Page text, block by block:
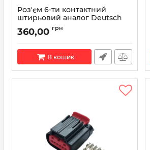
Роз'єм 6-ти контактний
штирьовий аналог Deutsch
DTM04-6P
Артикул: DTM04-6P
360,00 грн
В кошик